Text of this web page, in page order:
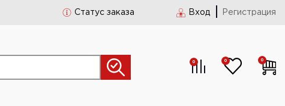
Статус заказа Вход Регистрация
0 0 0